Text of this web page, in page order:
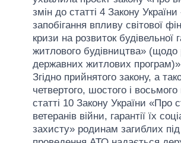
змін до статті 4 Закону
запобігання впливу світової
кризи на розвиток будівельної
житлового будівництва» (щодо
державних житлових
Згідно прийнятого закону, а
четвертого, шостого і восьмого
статті 10 Закону України «Про
ветеранів війни, гарантії їх
захисту» родинам загиблих